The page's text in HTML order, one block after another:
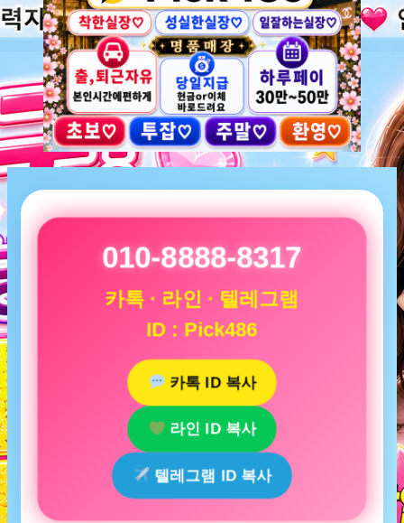
010-8888-8317
카톡 · 라인 · 텔레그램
ID : Pick486
카톡 ID 복사
라인 ID 복사
텔레그램 ID 복사